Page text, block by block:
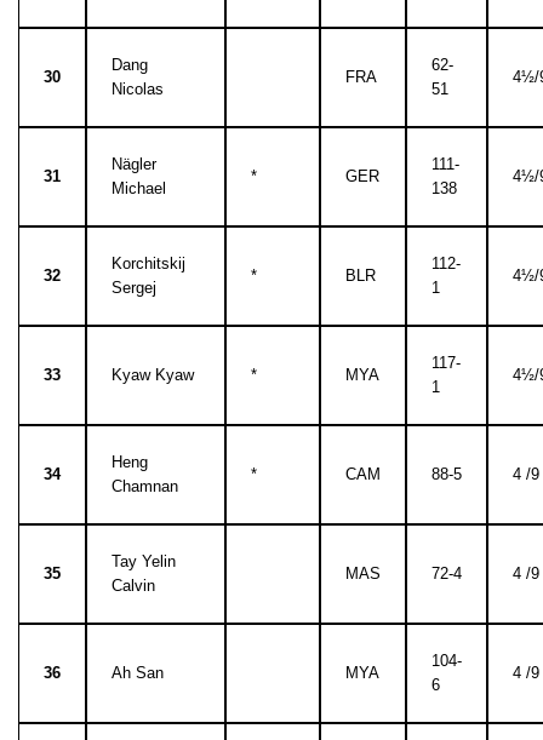
30
Dang
Nicolas
FRA
62-
51
4½/
31
Nägler
Michael
* GER
111-
138
4½/
32
Korchitskij
Sergej
* BLR
112-
1
4½/
33 Kyaw Kyaw * MYA
117-
1
4½/
34
Heng
Chamnan
* CAM 88-5 4 /9
35
Tay Yelin
Calvin
MAS 72-4 4 /9
36 Ah San MYA
104-
6
4 /9